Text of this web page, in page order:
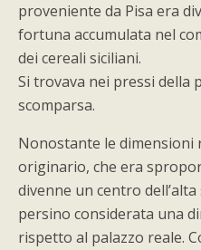
proveniente da Pisa era
fortuna accumulata nel
dei cereali siciliani.
Si trovava nei pressi della
scomparsa.
Nonostante le
originario, che era
divenne un centro
persino considerata una
rispetto al palazzo reale.